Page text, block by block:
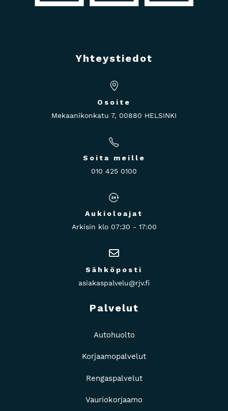
Yhteystiedot
Osoite
Mekaanikonkatu 7, 00880 HELSINKI
Soita meille
010 425 0100
Aukioloajat
Arkisin klo 07:30 - 17:00
Sähköposti
asiakaspalvelu@rjv.fi
Palvelut
Autohuolto
Korjaamopalvelut
Rengaspalvelut
Vauriokorjaamo